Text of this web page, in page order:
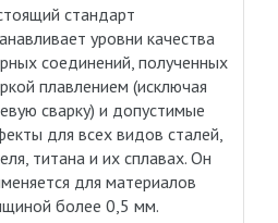
стандарт
уровни качества
соединений, полученных
плавлением (исключая
сварку) и допустимые
для всех видов сталей,
титана и их сплавах. Он
для материалов
более 0,5 мм.